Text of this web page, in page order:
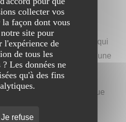
pour répondre aux
tout en simplifiant votre
inspirer par des articles qui
votre toutou et profiter d'une
simple et agréable.
le meilleur et faites de chaque
!
collecter vos
la façon dont vous
site pour
l'expérience de
de tous les
Les données ne
qu'à des fins
Je refuse